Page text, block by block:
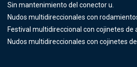
Sin mantenimiento del conector u.
Nudos multidireccionales con
Festival multidireccional con cojinetes de
Nudos multidireccionales con cojinetes